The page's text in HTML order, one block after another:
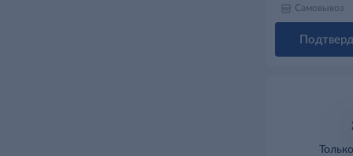
Самовывоз